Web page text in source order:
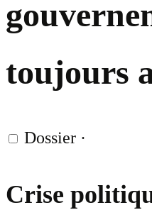
toujours
Dossier ·
Crise